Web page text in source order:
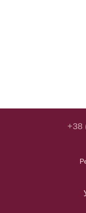
+38